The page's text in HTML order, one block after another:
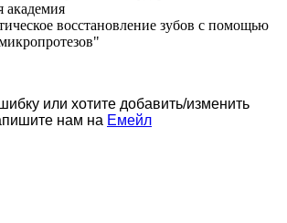
академия
восстановление зубов с помощью
или хотите добавить/изменить
нам на Емейл